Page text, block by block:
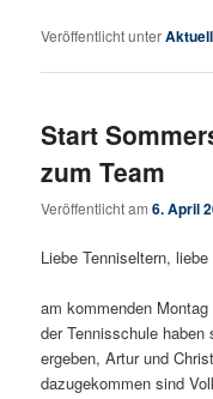
Veröffentlicht unter
Start
zum Team
Veröffentlicht am6. April
Liebe Tenniseltern,
am kommenden
der Tennisschule haben
ergeben, Artur und
dazugekommen sind